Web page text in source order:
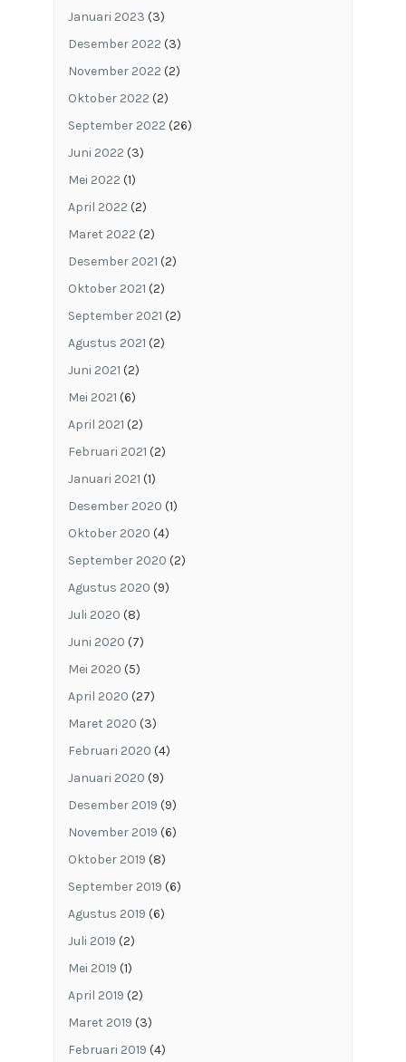
Januari 2023 (3)
Desember 2022 (3)
November 2022 (2)
Oktober 2022 (2)
September 2022 (26)
Juni 2022 (3)
Mei 2022 (1)
April 2022 (2)
Maret 2022 (2)
Desember 2021 (2)
Oktober 2021 (2)
September 2021 (2)
Agustus 2021 (2)
Juni 2021 (2)
Mei 2021 (6)
April 2021 (2)
Februari 2021 (2)
Januari 2021 (1)
Desember 2020 (1)
Oktober 2020 (4)
September 2020 (2)
Agustus 2020 (9)
Juli 2020 (8)
Juni 2020 (7)
Mei 2020 (5)
April 2020 (27)
Maret 2020 (3)
Februari 2020 (4)
Januari 2020 (9)
Desember 2019 (9)
November 2019 (6)
Oktober 2019 (8)
September 2019 (6)
Agustus 2019 (6)
Juli 2019 (2)
Mei 2019 (1)
April 2019 (2)
Maret 2019 (3)
Februari 2019 (4)